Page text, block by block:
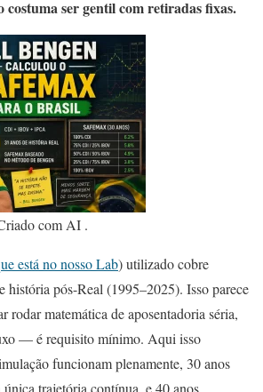
ser gentil com retiradas fixas.
com AI .
está no nosso Lab) utilizado cobre
história pós-Real (1995–2025). Isso parece
rodar matemática de aposentadoria séria,
— é requisito mínimo. Aqui isso
funcionam plenamente, 30 anos
trajetória contínua, e 40 anos